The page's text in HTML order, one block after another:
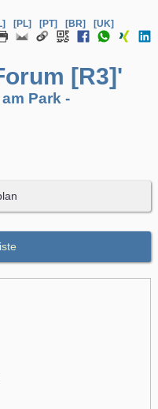
[PL] [PT] [BR] [UK]
[R3]'
Park -